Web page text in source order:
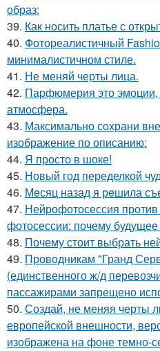
образ:
39. Как носить платье с
40. Фотореалистичный
минималистичном стиле.
41. Не меняй черты лица.
42. Парфюмерия это эмоции,
атмосфера.
43. Максимально сохрани
изображение по описанию:
44. Я просто в шоке!
45. Новый год переделкой
46. Мeсяц назад я рeшила
47. Нейрофотосессия
фотосессии: почему будущее
48. Почему стоит выбрать
49. Проводникам "Гранд
(единственного ж/д
пассажирами запрещено
50. Создай, не меняя черты
европейской внешности,
изображена на фоне темно-